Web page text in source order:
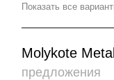
Показать все
Molykote
предложения